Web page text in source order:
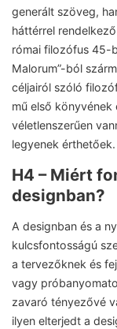
generált szöveg,
háttérrel
római filozófus 45-
Malorum”-ból
céljairól szóló
mű első
véletlenszerűen
legyenek érthetőek.
H4 – Miért
designban?
A designban és a
kulcsfontosságú
a tervezőknek és
vagy
zavaró tényezővé
ilyen elterjedt a